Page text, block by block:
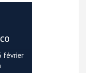
février